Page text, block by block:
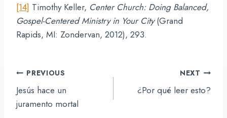
[14] Timothy Keller, Center Church: Doing Balanced,
Gospel-Centered Ministry in Your City(Grand
Rapids, MI: Zondervan, 2012), 293.
Navegación
de
entradas
PREVIOUS
Jesús hace un
juramento mortal
NEXT
¿Por qué leer esto?